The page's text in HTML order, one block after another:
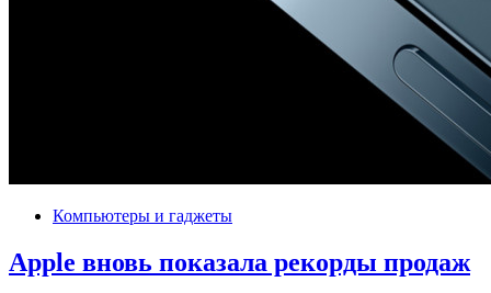
Компьютеры и гаджеты
Apple вновь показала рекорды продаж